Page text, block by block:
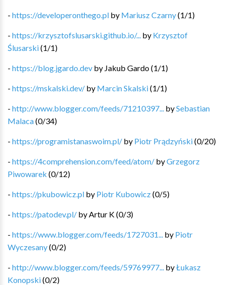
- https://developeronthego.pl by Mariusz Czarny(1/1)
- https://krzysztofslusarski.github.io/... by Krzysztof
Ślusarski(1/1)
- https://blog.jgardo.dev by Jakub Gardo(1/1)
- https://mskalski.dev/ by Marcin Skalski(1/1)
- http://www.blogger.com/feeds/71210397... bySebastian
Malaca(0/34)
- https://programistanaswoim.pl/ by Piotr Prądzyński(0/20)
- https://4comprehension.com/feed/atom/ byGrzegorz
Piwowarek (0/12)
- https://pkubowicz.pl by Piotr Kubowicz(0/5)
- https://patodev.pl/ by Artur K(0/3)
- https://www.blogger.com/feeds/1727031... by Piotr
Wyczesany(0/2)
- http://www.blogger.com/feeds/59769977... byŁukasz
Konopski(0/2)